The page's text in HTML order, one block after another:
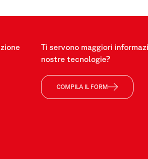
Ti servono maggiori
nostre tecnologie?
COMPILA IL FORM